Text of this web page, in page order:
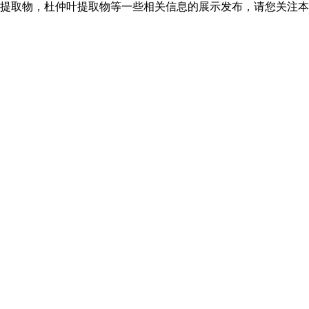
取物，杜仲叶提取物等一些相关信息的展示发布，请您关注